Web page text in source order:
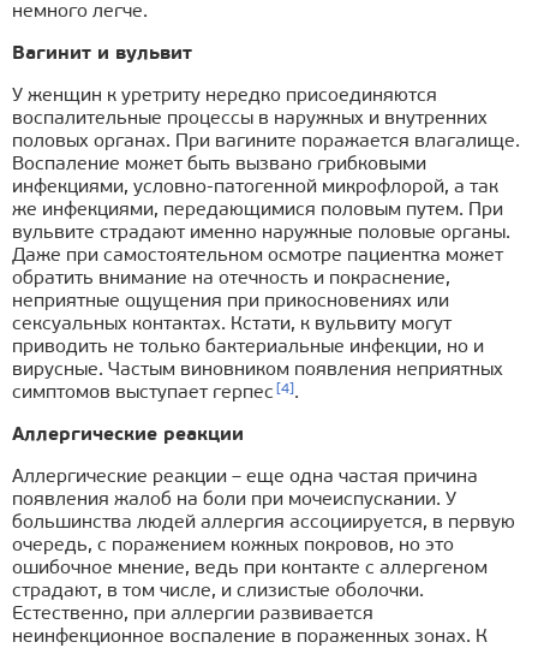
немного легче.
Вагинит и вульвит
У женщин к уретриту нередко присоединяются
воспалительные процессы в наружных и внутренних
половых органах. При вагините поражается влагалище.
Воспаление может быть вызвано грибковыми
инфекциями, условно-патогенной микрофлорой, а так
же инфекциями, передающимися половым путем. При
вульвите страдают именно наружные половые органы.
Даже при самостоятельном осмотре пациентка может
обратить внимание на отечность и покраснение,
неприятные ощущения при прикосновениях или
сексуальных контактах. Кстати, к вульвиту могут
приводить не только бактериальные инфекции, но и
вирусные. Частым виновником появления неприятных
симптомов выступает герпес [4] .
Аллергические реакции
Аллергические реакции – еще одна частая причина
появления жалоб на боли при мочеиспускании. У
большинства людей аллергия ассоциируется, в первую
очередь, с поражением кожных покровов, но это
ошибочное мнение, ведь при контакте с аллергеном
страдают, в том числе, и слизистые оболочки.
Естественно, при аллергии развивается
неинфекционное воспаление в пораженных зонах. К